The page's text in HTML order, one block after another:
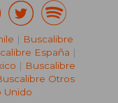
| Buscalibre
España |
| Buscalibre
Otros
Unido